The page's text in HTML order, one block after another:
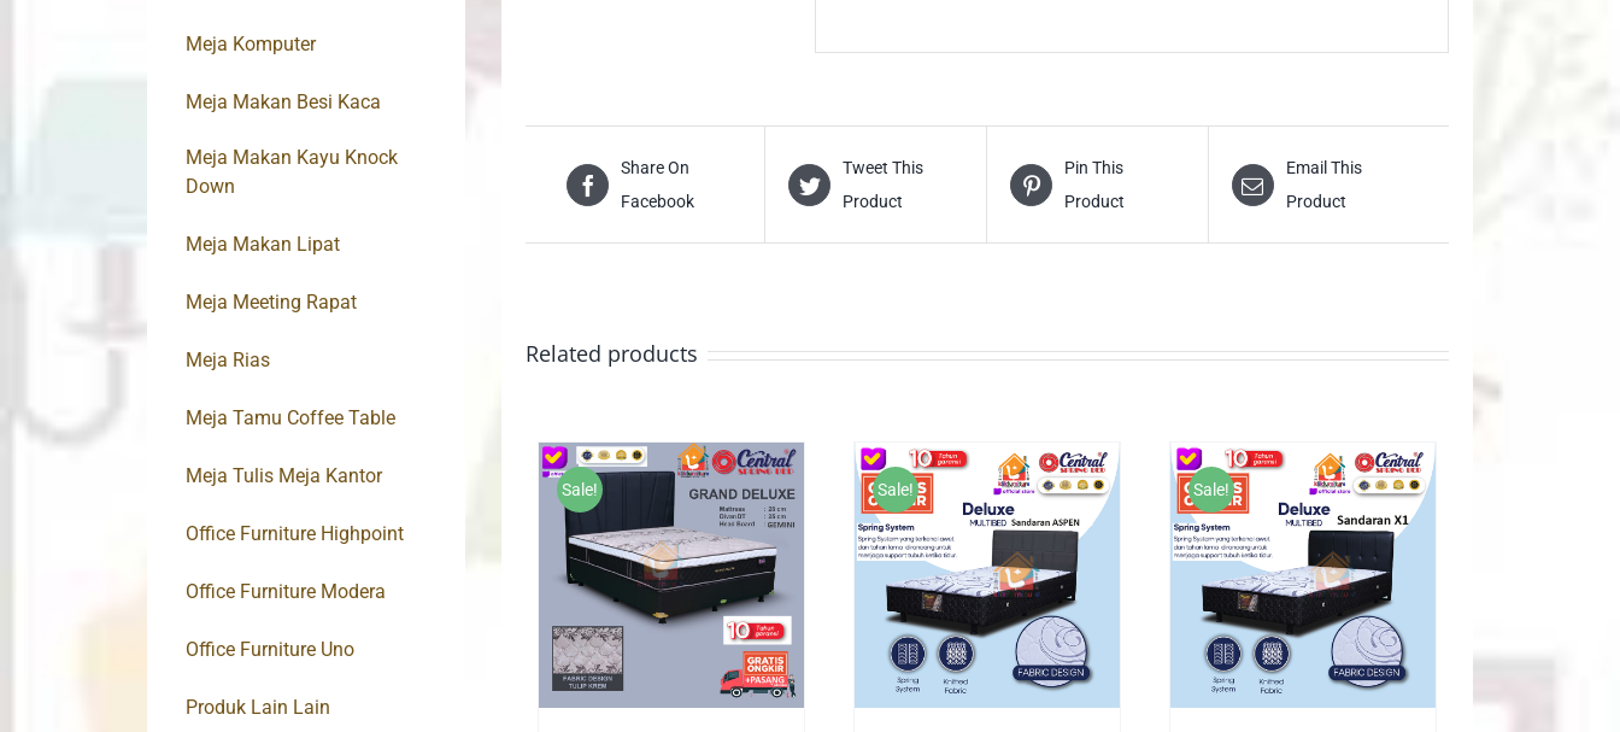
Share On
Facebook
Tweet This
Product
Pin This
Product
Email This
Product
Related products
Sale! Sale! Sale!
Meja Komputer
Meja Makan Besi Kaca
Meja Makan Kayu Knock
Down
Meja Makan Lipat
Meja Meeting Rapat
Meja Rias
Meja Tamu Coffee Table
Meja Tulis Meja Kantor
Office Furniture Highpoint
Office Furniture Modera
Office Furniture Uno
Produk Lain Lain